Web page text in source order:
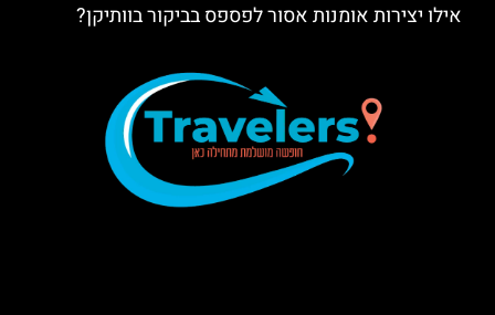
אילו יצירות אומנות אסור לפספס בביקור בוותיקן?